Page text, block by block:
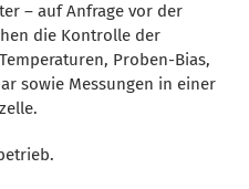
– auf Anfrage vor der
die Kontrolle der
Proben-Bias,
sowie Messungen in einer